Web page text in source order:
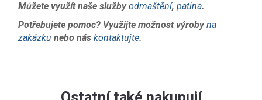
Můžete využít naše službyodmaštění, patina.
Potřebujete pomoc? Využijte možnost výrobyna
zakázku nebo nás kontaktujte.